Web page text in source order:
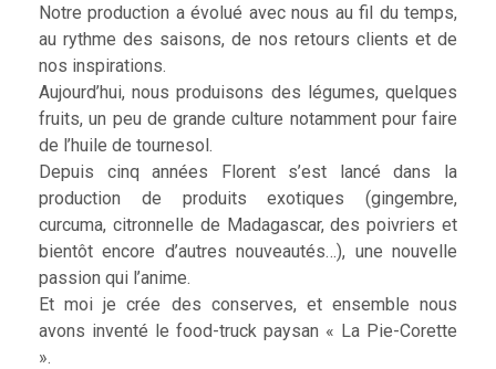
Notre production a évolué avec nous au fil du temps,
au rythme des saisons, de nos retours clients et de
nos inspirations.
Aujourd’hui, nous produisons des légumes, quelques
fruits, un peu de grande culture notamment pour faire
de l’huile de tournesol.
Depuis cinq années Florent s’est lancé dans la
production de produits exotiques (gingembre,
curcuma, citronnelle de Madagascar, des poivriers et
bientôt encore d’autres nouveautés…), une nouvelle
passion qui l’anime.
Et moi je crée des conserves, et ensemble nous
avons inventé le food-truck paysan « La Pie-Corette
».